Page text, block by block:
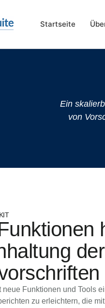
Startseite
Ein
von
neue Funktionen und Tools
zu erleichtern, die